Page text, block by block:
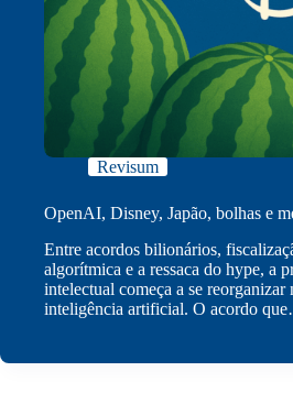
Revisum
OpenAI, Disney, Japão, bolhas e
Entre acordos bilionários,
algorítmica e a ressaca do hype, a
intelectual começa a se reorganizar
inteligência artificial. O acordo